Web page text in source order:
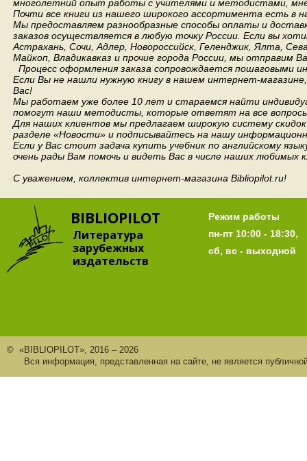
многолетний опыт работы с учителями и методистами,
Почти все книги из нашего широкого ассортимента есть в
Мы предоставляем разнообразные способы оплаты и
заказов осуществляется в любую точку России. Если вы
Астрахань, Сочи, Адлер, Новороссийск, Геленджик, Ялта,
Майкоп, Владикавказ и прочие города России, мы отправим
Процесс оформления заказа сопровождается пошаговыми
Если Вы не нашли нужную книгу в нашем интернет-
Вас!
Мы работаем уже более 10 лет и стараемся найти
помогут наши методисты, которые ответят на все
Для наших клиентов мы предлагаем широкую систему
разделе «Новости» и подписывайтесь на нашу
Если у Вас стоит задача купить учебник по английскому
очень рады Вам помочь и видеть Вас в числе наших любимых
С уважением, коллектив интернет-магазина Bibliopilot.ru!
BIBLIOPILOT
Литература
зарубежных
издательств
Режим работы
пн-пт 10:00 - 18:30,
сб, вс - выходной
© «BIBLIOPILOT», 2016 – 2026
Вся информация, представленная на сайте, не является